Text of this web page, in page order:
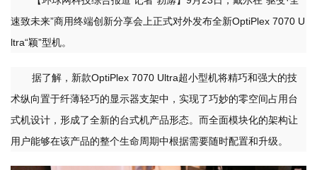
速致未来”商用终端创新分享会上正式对外发布全新OptiPlex 7070 U
ltra“颖”型机。
据了解，新款OptiPlex 7070 Ultra超小型机将精巧和强大的技
术纵向置于纤薄轻巧的显示器支架中，实现了巧妙的零空间占用台
式机设计，形成了全新的台式机产品形态。而全面模块化的架构让
用户能够在该产品的整个生命周期中根据需要随时配置和升级。